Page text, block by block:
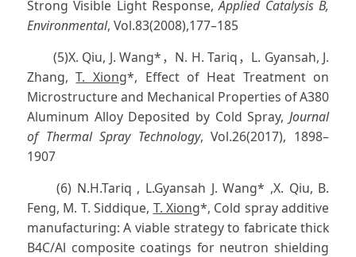
Strong Visible Light Response,Applied Catalysis B,
Environmental, Vol.83(2008),177–185
(5)X. Qiu, J. Wang*，N. H. Tariq，L. Gyansah, J.
Zhang,T. Xiong*, Effect of Heat Treatment on
Microstructure and Mechanical Properties of A380
Aluminum Alloy Deposited by Cold Spray,Journal
of Thermal Spray Technology, Vol.26(2017), 1898–
1907
(6) N.H.Tariq , L.Gyansah J. Wang* ,X. Qiu, B.
Feng, M. T. Siddique, T. Xiong*, Cold spray additive
manufacturing: A viable strategy to fabricate thick
B4C/Al composite coatings for neutron shielding